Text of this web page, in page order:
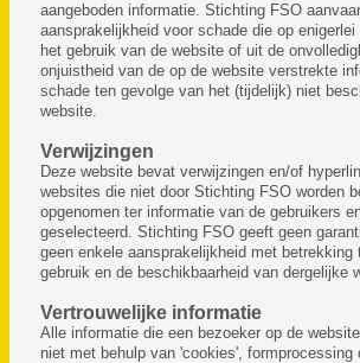
aangeboden informatie. Stichting FSO
aansprakelijkheid voor schade die op
het gebruik van de website of uit de
onjuistheid van de op de website verstrekte
schade ten gevolge van het (tijdelijk) niet
website.
Verwijzingen
Deze website bevat verwijzingen en/of
websites die niet door Stichting FSO worden
opgenomen ter informatie van de gebruikers
geselecteerd. Stichting FSO geeft geen
geen enkele aansprakelijkheid met betrekking
gebruik en de beschikbaarheid van dergelijke
Vertrouwelijke informatie
Alle informatie die een bezoeker op de
niet met behulp van 'cookies', formprocessing